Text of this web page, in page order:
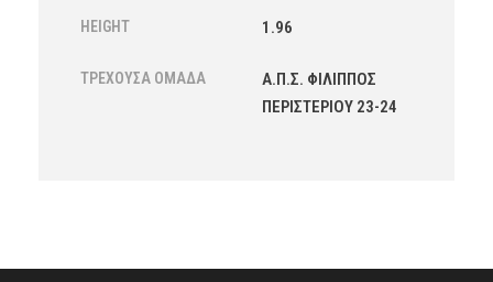
HEIGHT 1.96
ΤΡΈΧΟΥΣΑ ΟΜΆΔΑ
Α.Π.Σ. ΦΙΛΙΠΠΟΣ
ΠΕΡΙΣΤΕΡΙΟΥ 23-24